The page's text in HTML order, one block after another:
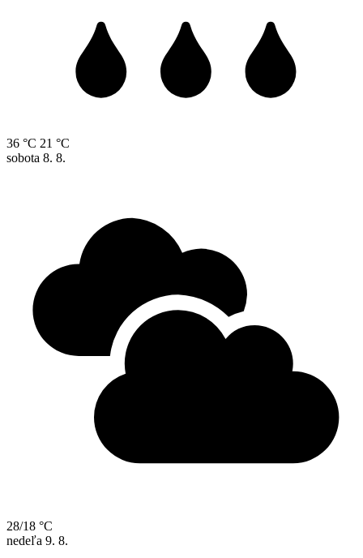
36 °C 21 °C
sobota 8. 8.
28/18 °C
nedeľa 9. 8.